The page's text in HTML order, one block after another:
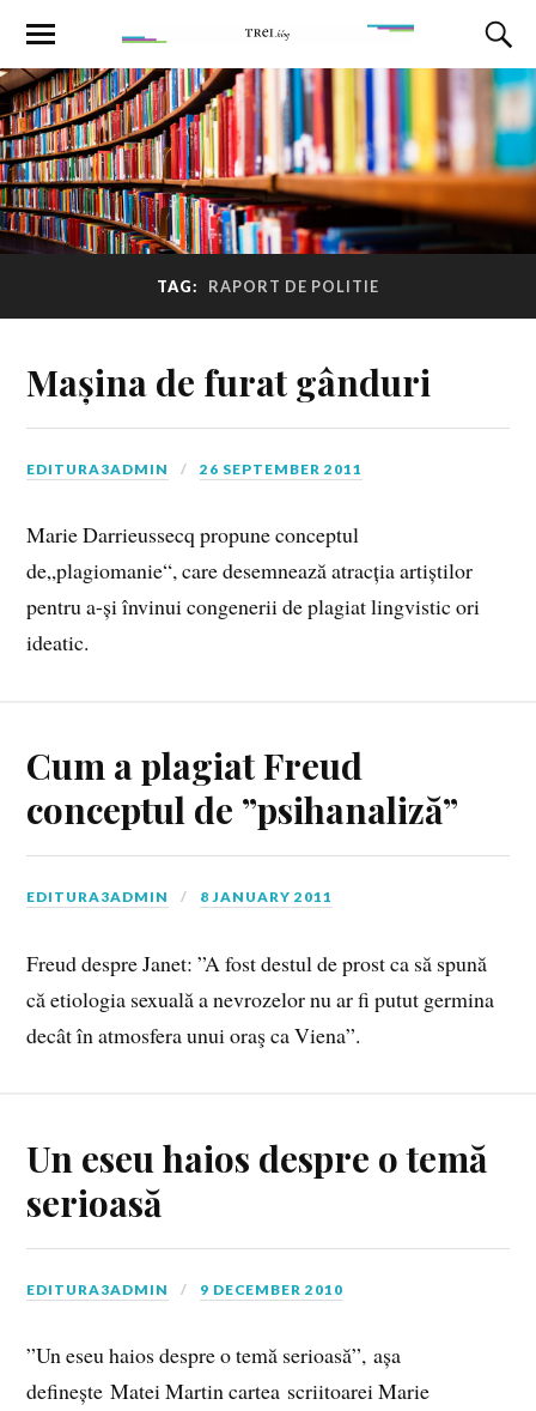
TAG: RAPORT DE POLITIE
Mașina de furat gânduri
EDITURA3ADMIN 26 SEPTEMBER 2011
Marie Darrieussecq propune conceptul
de„plagiomanie“, care desemnează atracția artiștilor
pentru a-și învinui congenerii de plagiat lingvistic ori
ideatic.
Cum a plagiat Freud
conceptul de ”psihanaliză”
EDITURA3ADMIN 8 JANUARY 2011
Freud despre Janet: ”A fost destul de prost ca să spună
că etiologia sexuală a nevrozelor nu ar fi putut germina
decât în atmosfera unui oraş ca Viena”.
Un eseu haios despre o temă
serioasă
EDITURA3ADMIN 9 DECEMBER 2010
”Un eseu haios despre o temă serioasă”, așa
definește Matei Martin cartea scriitoarei Marie